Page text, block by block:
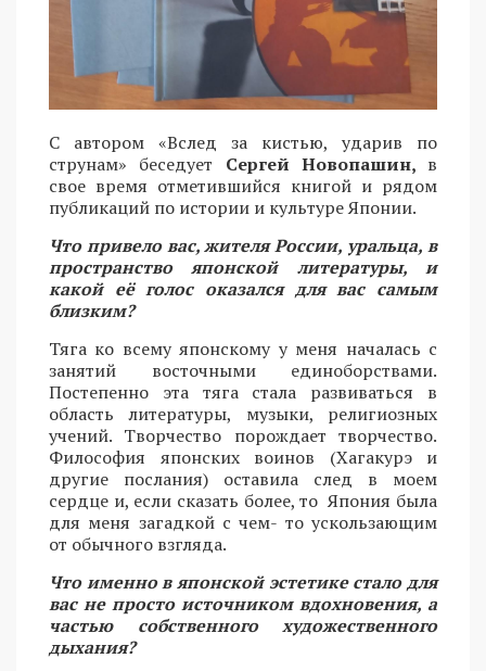
С автором «Вслед за кистью, ударив по
струнам» беседует Сергей Новопашин, в
свое время отметившийся книгой и рядом
публикаций по истории и культуре Японии.
Что привело вас, жителя России, уральца, в
пространство японской литературы, и
какой её голос оказался для вас самым
близким?
Тяга ко всему японскому у меня началась с
занятий восточными единоборствами.
Постепенно эта тяга стала развиваться в
область литературы, музыки, религиозных
учений. Творчество порождает творчество.
Философия японских воинов (Хагакурэ и
другие послания) оставила след в моем
сердце и, если сказать более, то Япония была
для меня загадкой с чем- то ускользающим
от обычного взгляда.
Что именно в японской эстетике стало для
вас не просто источником вдохновения, а
частью собственного художественного
дыхания?